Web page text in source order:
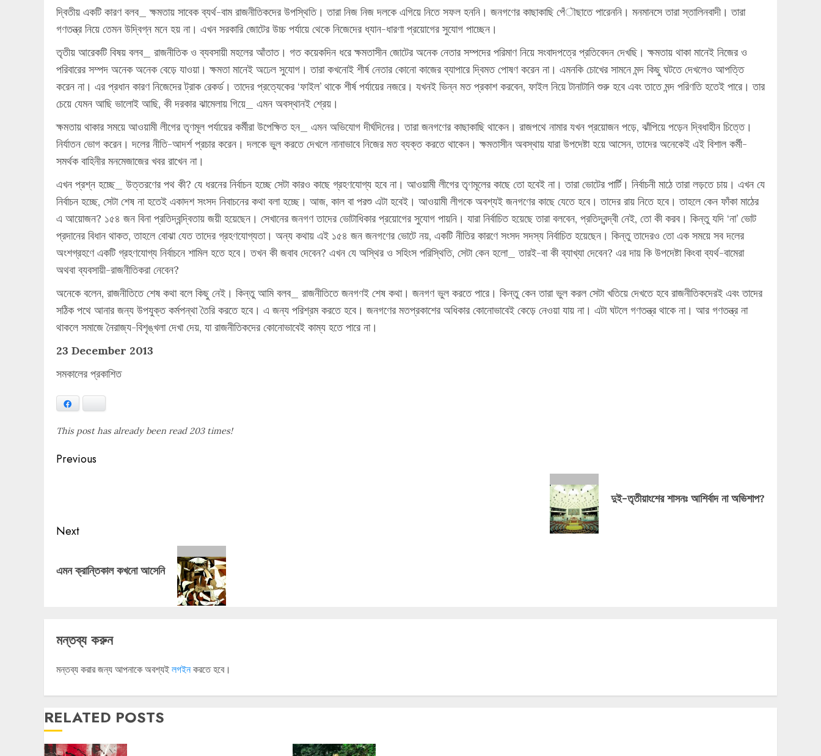
দ্বিতীয় একটি কারণ বলব_ ক্ষমতায় সাবেক ব্যর্থ-বাম রাজনীতিকদের উপস্থিতি। তারা নিজ নিজ দলকে এগিয়ে নিতে সফল হননি। জনগণের কাছাকাছি পেঁৗছাতে পারেননি। মনমানসে তারা স্তালিনবাদী। তারা
গণতন্ত্র নিয়ে তেমন উদ্বিগ্ন মনে হয় না। এখন সরকারি জোটের উচ্চ পর্যায়ে থেকে নিজেদের ধ্যান-ধারণা প্রয়োগের সুযোগ পাচ্ছেন।
তৃতীয় আরেকটি বিষয় বলব_ রাজনীতিক ও ব্যবসায়ী মহলের আঁতাত। গত কয়েকদিন ধরে ক্ষমতাসীন জোটের অনেক নেতার সম্পদের পরিমাণ নিয়ে সংবাদপত্রে প্রতিবেদন দেখছি। ক্ষমতায় থাকা মানেই নিজের ও
পরিবারের সম্পদ অনেক অনেক বেড়ে যাওয়া। ক্ষমতা মানেই অঢেল সুযোগ। তারা কখনোই শীর্ষ নেতার কোনো কাজের ব্যাপারে দ্বিমত পোষণ করেন না। এমনকি চোখের সামনে মন্দ কিছু ঘটতে দেখলেও আপত্তি
করেন না। এর প্রধান কারণ নিজেদের ট্রাক রেকর্ড। তাদের প্রত্যেকের ‘ফাইল’ থাকে শীর্ষ পর্যায়ের নজরে। যখনই ভিন্ন মত প্রকাশ করবেন, ফাইল নিয়ে টানাটানি শুরু হবে এবং তাতে মন্দ পরিণতি হতেই পারে। তার
চেয়ে যেমন আছি ভালোই আছি, কী দরকার ঝামেলায় গিয়ে_ এমন অবস্থানই শ্রেয়।
ক্ষমতায় থাকার সময়ে আওয়ামী লীগের তৃণমূল পর্যায়ের কর্মীরা উপেক্ষিত হন_ এমন অভিযোগ দীর্ঘদিনের। তারা জনগণের কাছাকাছি থাকেন। রাজপথে নামার যখন প্রয়োজন পড়ে, ঝাঁপিয়ে পড়েন দ্বিধাহীন চিত্তে।
নির্যাতন ভোগ করেন। দলের নীতি-আদর্শ প্রচার করেন। দলকে ভুল করতে দেখলে নানাভাবে নিজের মত ব্যক্ত করতে থাকেন। ক্ষমতাসীন অবস্থায় যারা উপদেষ্টা হয়ে আসেন, তাদের অনেকেই এই বিশাল কর্মী-
সমর্থক বাহিনীর মনমেজাজের খবর রাখেন না।
এখন প্রশ্ন হচ্ছে_ উত্তরণের পথ কী? যে ধরনের নির্বাচন হচ্ছে সেটা কারও কাছে গ্রহণযোগ্য হবে না। আওয়ামী লীগের তৃণমূলের কাছে তো হবেই না। তারা ভোটের পার্টি। নির্বাচনী মাঠে তারা লড়তে চায়। এখন যে
নির্বাচন হচ্ছে, সেটা শেষ না হতেই একাদশ সংসদ নিবাচনের কথা বলা হচ্ছে। আজ, কাল বা পরশু এটা হবেই। আওয়ামী লীগকে অবশ্যই জনগণের কাছে যেতে হবে। তাদের রায় নিতে হবে। তাহলে কেন ফাঁকা মাঠের
এ আয়োজন? ১৫৪ জন বিনা প্রতিদ্বন্দ্বিতায় জয়ী হয়েছেন। সেখানের জনগণ তাদের ভোটাধিকার প্রয়োগের সুযোগ পায়নি। যারা নির্বাচিত হয়েছে তারা বলবেন, প্রতিদ্বন্দ্বী নেই, তো কী করব। কিন্তু যদি ‘না’ ভোট
প্রদানের বিধান থাকত, তাহলে বোঝা যেত তাদের গ্রহণযোগ্যতা। অন্য কথায় এই ১৫৪ জন জনগণের ভোটে নয়, একটি নীতির কারণে সংসদ সদস্য নির্বাচিত হয়েছেন। কিন্তু তাদেরও তো এক সময়ে সব দলের
অংশগ্রহণে একটি গ্রহণযোগ্য নির্বাচনে শামিল হতে হবে। তখন কী জবাব দেবেন? এখন যে অস্থির ও সহিংস পরিস্থিতি, সেটা কেন হলো_ তারই-বা কী ব্যাখ্যা দেবেন? এর দায় কি উপদেষ্টা কিংবা ব্যর্থ-বামেরা
অথবা ব্যবসায়ী-রাজনীতিকরা নেবেন?
অনেকে বলেন, রাজনীতিতে শেষ কথা বলে কিছু নেই। কিন্তু আমি বলব_ রাজনীতিতে জনগণই শেষ কথা। জনগণ ভুল করতে পারে। কিন্তু কেন তারা ভুল করল সেটা খতিয়ে দেখতে হবে রাজনীতিকদেরই এবং তাদের
সঠিক পথে আনার জন্য উপযুক্ত কর্মপন্থা তৈরি করতে হবে। এ জন্য পরিশ্রম করতে হবে। জনগণের মতপ্রকাশের অধিকার কোনোভাবেই কেড়ে নেওয়া যায় না। এটা ঘটলে গণতন্ত্র থাকে না। আর গণতন্ত্র না
থাকলে সমাজে নৈরাজ্য-বিশৃঙ্খলা দেখা দেয়, যা রাজনীতিকদের কোনোভাবেই কাম্য হতে পারে না।
23 December 2013
সমকালের প্রকাশিত
This post has already been read 203 times!
Post
Previous
দুই-তৃতীয়াংশের শাসনঃ আশির্বাদ না অভিশাপ?
Next
post:
এমন ক্রান্তিকাল কখনো আসেনি
মন্তব্য করুন
মন্তব্য করার জন্য আপনাকে অবশ্যই লগইনকরতে হবে।
RELATED POSTS